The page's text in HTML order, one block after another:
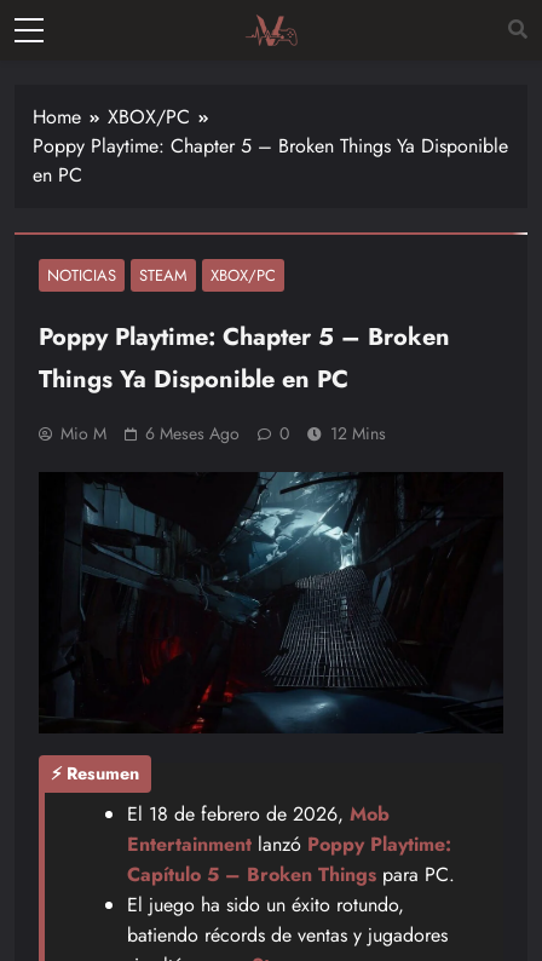
Skip
de las
últimas
los
–
Nintendo,
Playstac
Home
XBOX/PC
Poppy Playtime: Chapter 5 – Broken Things Ya Disponible
en PC
NOTICIAS STEAM XBOX/PC
Poppy Playtime: Chapter 5 – Broken
Things Ya Disponible en PC
Mio M 6 Meses Ago 0 12 Mins
⚡ Resumen
El 18 de febrero de 2026, Mob
Entertainment lanzó Poppy Playtime:
Capítulo 5 – Broken Things para PC.
El juego ha sido un éxito rotundo,
batiendo récords de ventas y jugadores